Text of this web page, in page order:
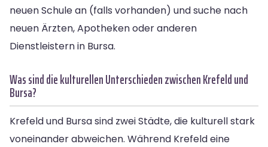
neuen Schule an (falls vorhanden) und suche nach
neuen Ärzten, Apotheken oder anderen
Dienstleistern in Bursa.
Was sind die kulturellen Unterschieden zwischen Krefeld und
Bursa?
Krefeld und Bursa sind zwei Städte, die kulturell stark
voneinander abweichen. Während Krefeld eine